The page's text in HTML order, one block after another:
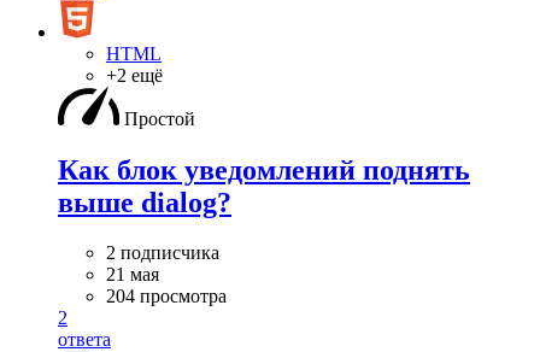
HTML
+2 ещё
Простой
Как блок уведомлений поднять
выше dialog?
2 подписчика
21 мая
204 просмотра
2
ответа